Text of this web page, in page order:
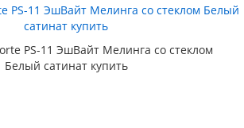
PS-11 ЭшВайт Мелинга со стеклом
Белый сатинат купить